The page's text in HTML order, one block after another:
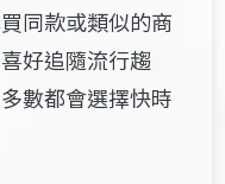
同款或類似的商
好追隨流行趨
數都會選擇快時